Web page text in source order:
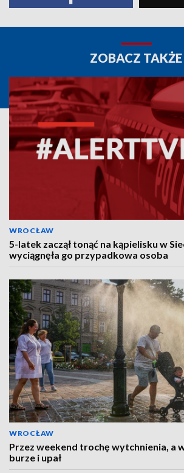
ZOBACZ TAKŻE
WROCŁAW
5-latek zaczął tonąć na kąpielisku w
wyciągnęła go przypadkowa osoba
WROCŁAW
Przez weekend trochę wytchnienia, a
burze i upał